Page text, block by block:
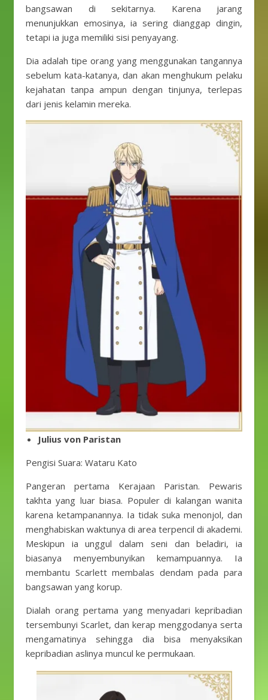
bangsawan di sekitarnya. Karena jarang
menunjukkan emosinya, ia sering dianggap dingin,
tetapi ia juga memiliki sisi penyayang.
Dia adalah tipe orang yang menggunakan tangannya
sebelum kata-katanya, dan akan menghukum pelaku
kejahatan tanpa ampun dengan tinjunya, terlepas
dari jenis kelamin mereka.
Julius von Paristan
Pengisi Suara: Wataru Kato
Pangeran pertama Kerajaan Paristan. Pewaris
takhta yang luar biasa. Populer di kalangan wanita
karena ketampanannya. Ia tidak suka menonjol, dan
menghabiskan waktunya di area terpencil di akademi.
Meskipun ia unggul dalam seni dan beladiri, ia
biasanya menyembunyikan kemampuannya. Ia
membantu Scarlett membalas dendam pada para
bangsawan yang korup.
Dialah orang pertama yang menyadari kepribadian
tersembunyi Scarlet, dan kerap menggodanya serta
mengamatinya sehingga dia bisa menyaksikan
kepribadian aslinya muncul ke permukaan.